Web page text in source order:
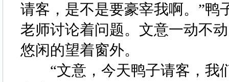
请客，是不是要豪宰我啊。”鸭
老师讨论着问题。文意一动不
悠闲的望着窗外。
“文意，今天鸭子请客，我